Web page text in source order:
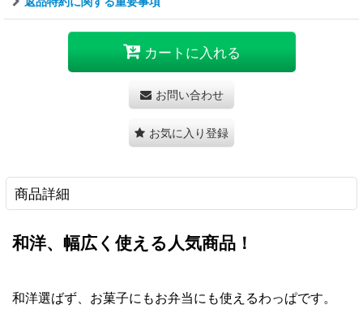
カートに入れる
お問い合わせ
お気に入り登録
商品詳細
和洋、幅広く使える人気商品！
和洋選ばず、お菓子にもお弁当にも使えるわっぱです。